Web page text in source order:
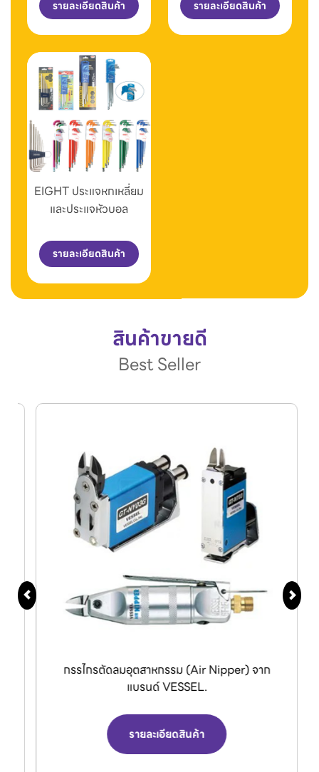
รายละเอียดสินค้า รายละเอียดสินค้า
EIGHT ประแจหกเหลี่ยม
และประแจหัวบอล
รายละเอียดสินค้า
สินค้าขายดี
Best Seller
กรรไกรตัดลมอุตสาหกรรม (Air Nipper) จาก
แบรนด์ VESSEL.
รายละเอียดสินค้า